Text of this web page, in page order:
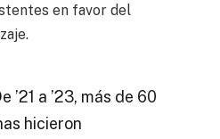
en favor del
’21 a ’23, más de 60
hicieron